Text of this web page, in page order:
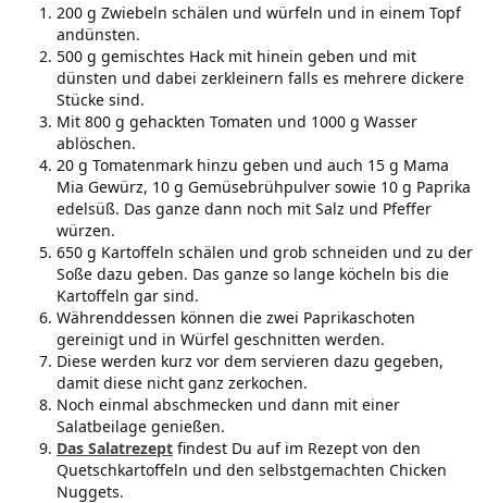
200 g Zwiebeln schälen und würfeln und in einem Topf
andünsten.
500 g gemischtes Hack mit hinein geben und mit
dünsten und dabei zerkleinern falls es mehrere dickere
Stücke sind.
Mit 800 g gehackten Tomaten und 1000 g Wasser
ablöschen.
20 g Tomatenmark hinzu geben und auch 15 g Mama
Mia Gewürz, 10 g Gemüsebrühpulver sowie 10 g Paprika
edelsüß. Das ganze dann noch mit Salz und Pfeffer
würzen.
650 g Kartoffeln schälen und grob schneiden und zu der
Soße dazu geben. Das ganze so lange köcheln bis die
Kartoffeln gar sind.
Währenddessen können die zwei Paprikaschoten
gereinigt und in Würfel geschnitten werden.
Diese werden kurz vor dem servieren dazu gegeben,
damit diese nicht ganz zerkochen.
Noch einmal abschmecken und dann mit einer
Salatbeilage genießen.
Das Salatrezept findest Du auf im Rezept von den
Quetschkartoffeln und den selbstgemachten Chicken
Nuggets.